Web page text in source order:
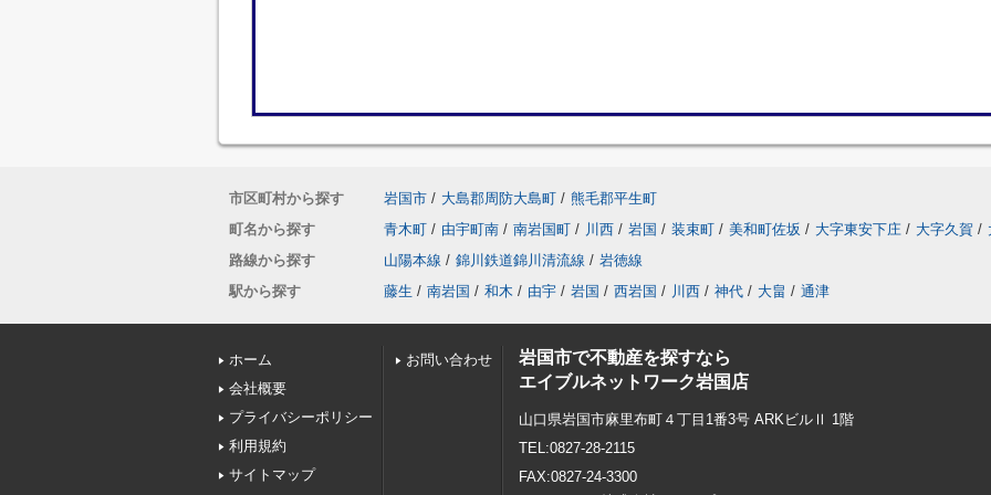
市区町村から探す 岩国市 / 大島郡周防大島町 / 熊毛郡平生町
町名から探す
青木町 / 由宇町南 / 南岩国町 / 川西 / 岩国 / 装束町 / 美和町佐坂 / 大字東安下庄 / 大字久賀 /
路線から探す
山陽本線 / 錦川鉄道錦川清流線 / 岩徳線
駅から探す
藤生 / 南岩国 / 和木 / 由宇 / 岩国 / 西岩国 / 川西 / 神代 / 大畠 / 通津
ホーム
会社概要
プライバシーポリシー
利用規約
サイトマップ
お問い合わせ
岩国市で不動産を探すなら
エイブルネットワーク岩国店
山口県岩国市麻里布町４丁目1番3号 ARKビルⅡ 1階
TEL:0827-28-2115
FAX:0827-24-3300